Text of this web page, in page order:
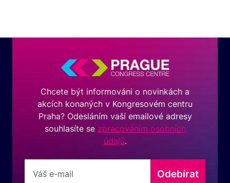
Chcete být informováni o novinkách a
akcích konaných v Kongresovém centru
Praha? Odesláním vaší emailové adresy
souhlasíte se zpracováním osobních
údajů.
Odebírat